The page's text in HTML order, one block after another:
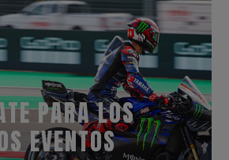
PARA LOS
EVENTOS